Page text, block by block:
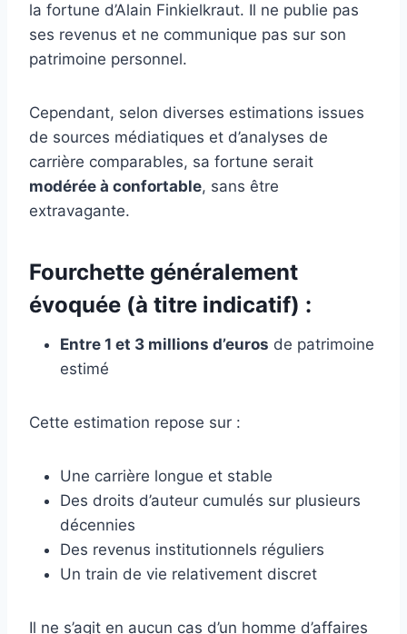
la fortune d’Alain Finkielkraut. Il ne publie pas
ses revenus et ne communique pas sur son
patrimoine personnel.
Cependant, selon diverses estimations issues
de sources médiatiques et d’analyses de
carrière comparables, sa fortune serait
modérée à confortable, sans être
extravagante.
Fourchette généralement
évoquée (à titre indicatif) :
Entre 1 et 3 millions d’euros de patrimoine
estimé
Cette estimation repose sur :
Une carrière longue et stable
Des droits d’auteur cumulés sur plusieurs
décennies
Des revenus institutionnels réguliers
Un train de vie relativement discret
Il ne s’agit en aucun cas d’un homme d’affaires